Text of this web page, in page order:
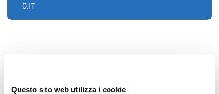
Questo sito web utilizza i cookie
0.IT